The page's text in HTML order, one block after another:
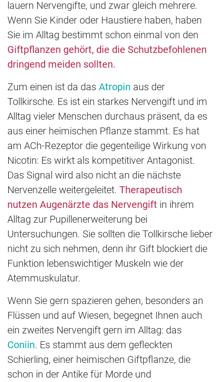
lauern Nervengifte, und zwar gleich mehrere.
Wenn Sie Kinder oder Haustiere haben, haben
Sie im Alltag bestimmt schon einmal von den
Giftpflanzen gehört, die die Schutzbefohlenen
dringend meiden sollten.
Zum einen ist da das Atropin aus der
Tollkirsche. Es ist ein starkes Nervengift und im
Alltag vieler Menschen durchaus präsent, da es
aus einer heimischen Pflanze stammt. Es hat
am ACh-Rezeptor die gegenteilige Wirkung von
Nicotin: Es wirkt als kompetitiver Antagonist.
Das Signal wird also nicht an die nächste
Nervenzelle weitergeleitet. Therapeutisch
nutzen Augenärzte das Nervengift in ihrem
Alltag zur Pupillenerweiterung bei
Untersuchungen. Sie sollten die Tollkirsche lieber
nicht zu sich nehmen, denn ihr Gift blockiert die
Funktion lebenswichtiger Muskeln wie der
Atemmuskulatur.
Wenn Sie gern spazieren gehen, besonders an
Flüssen und auf Wiesen, begegnet Ihnen auch
ein zweites Nervengift gern im Alltag: das
Coniin. Es stammt aus dem gefleckten
Schierling, einer heimischen Giftpflanze, die
schon in der Antike für Morde und